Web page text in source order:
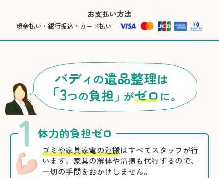
お支払い方法
現金払い・銀行振込・カード払い
1 体力的負担ゼロ
ゴミや家具家電の運搬はすべてスタッフが行
います。家具の解体や清掃も代行するので、
一切の手間をおかけしません。